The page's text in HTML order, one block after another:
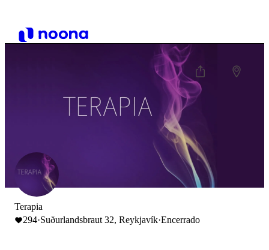
Terapia
294·Suðurlandsbraut 32, Reykjavík·Encerrado